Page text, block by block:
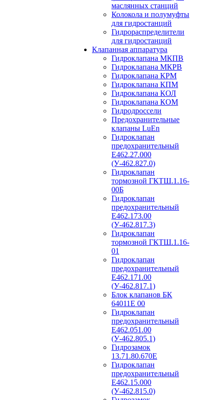
маслянных станций
Колокола и полумуфты
для гидростанций
Гидрораспределители
для гидростанций
Клапанная аппаратура
Гидроклапана МКПВ
Гидроклапана МКРВ
Гидроклапана КРМ
Гидроклапана КПМ
Гидроклапана КОЛ
Гидроклапана КОМ
Гидродроссели
Предохранительные
клапаны LuEn
Гидроклапан
предохранительный
Е462.27.000
(У-462.827.0)
Гидроклапан
тормозной ГКТШ.1.16-
00Б
Гидроклапан
предохранительный
Е462.173.00
(У-462.817.3)
Гидроклапан
тормозной ГКТШ.1.16-
01
Гидроклапан
предохранительный
Е462.171.00
(У-462.817.1)
Блок клапанов БК
64011Е 00
Гидроклапан
предохранительный
Е462.051.00
(У-462.805.1)
Гидрозамок
13.71.80.670Е
Гидроклапан
предохранительный
Е462.15.000
(У-462.815.0)